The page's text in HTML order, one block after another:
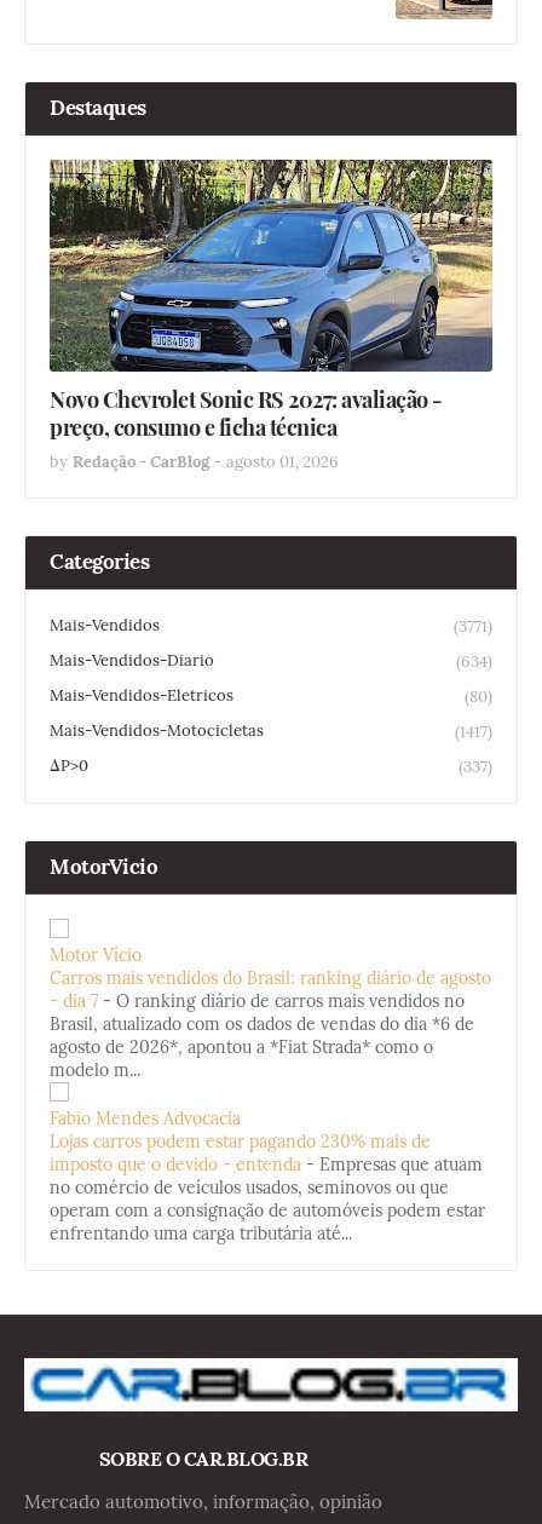
Destaques
Novo Chevrolet Sonic RS 2027: avaliação -
preço, consumo e ficha técnica
by Redação - CarBlog - agosto 01, 2026
Categories
Mais-Vendidos
(3771)
Mais-Vendidos-Diario
(634)
Mais-Vendidos-Eletricos
(80)
Mais-Vendidos-Motocicletas
(1417)
ΔP>0
(337)
MotorVicio
Motor Vício
Carros mais vendidos do Brasil: ranking diário de agosto
- dia 7 - O ranking diário de carros mais vendidos no
Brasil, atualizado com os dados de vendas do dia *6 de
agosto de 2026*, apontou a *Fiat Strada* como o
modelo m...
Fabio Mendes Advocacia
Lojas carros podem estar pagando 230% mais de
imposto que o devido - entenda - Empresas que atuam
no comércio de veículos usados, seminovos ou que
operam com a consignação de automóveis podem estar
enfrentando uma carga tributária até...
SOBRE O CAR.BLOG.BR
Mercado automotivo, informação, opinião